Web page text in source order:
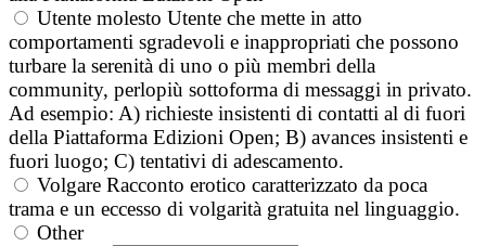
Utente molesto Utente che mette in atto
comportamenti sgradevoli e inappropriati che possono
turbare la serenità di uno o più membri della
community, perlopiù sottoforma di messaggi in privato.
Ad esempio: A) richieste insistenti di contatti al di fuori
della Piattaforma Edizioni Open; B) avances insistenti e
fuori luogo; C) tentativi di adescamento.
Volgare Racconto erotico caratterizzato da poca
trama e un eccesso di volgarità gratuita nel linguaggio.
Other